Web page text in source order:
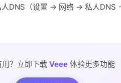
DNS（设置 → 网络 → 私人DNS
用？立即下载 Veee 体验更多功能